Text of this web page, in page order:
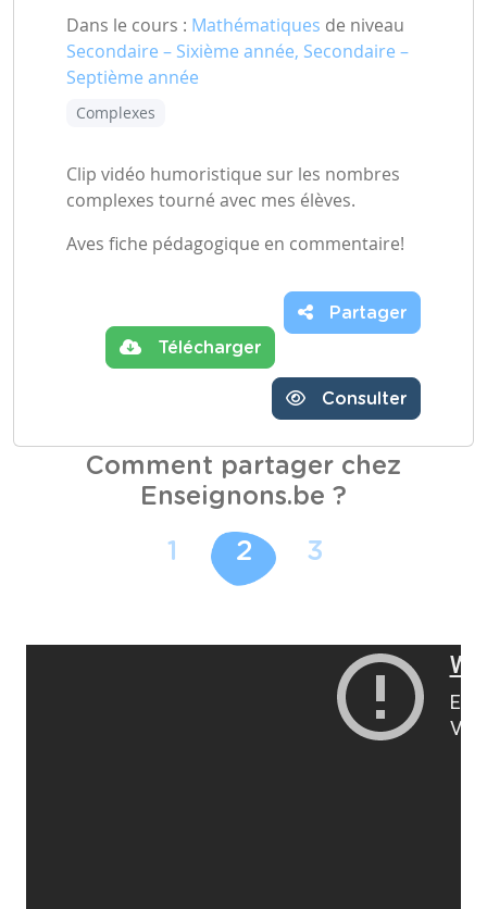
Dans le cours : Mathématiques de niveau
Secondaire – Sixième année, Secondaire –
Septième année
Complexes
Clip vidéo humoristique sur les nombres
complexes tourné avec mes élèves.
Aves fiche pédagogique en commentaire!
Télécharger
Partager
Consulter
Comment partager chez
Enseignons.be ?
1 2 3